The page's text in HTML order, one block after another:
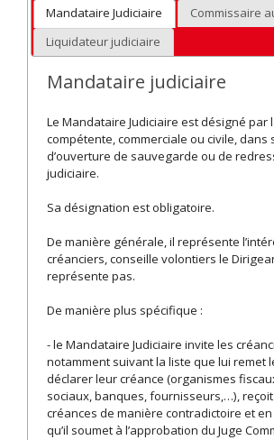
Mandataire Judiciaire
Commissaire
Liquidateur judiciaire
Mandataire judiciaire
Le Mandataire Judiciaire est désigné par
compétente, commerciale ou civile, dans
d’ouverture de sauvegarde ou de
judiciaire.
Sa désignation est obligatoire.
De manière générale, il représente
créanciers, conseille volontiers le
représente pas.
De manière plus spécifique :
- le Mandataire Judiciaire invite les
notamment suivant la liste que lui remet
déclarer leur créance (organismes
sociaux, banques, fournisseurs,…),
créances de manière contradictoire et
qu’il soumet à l’approbation du Juge